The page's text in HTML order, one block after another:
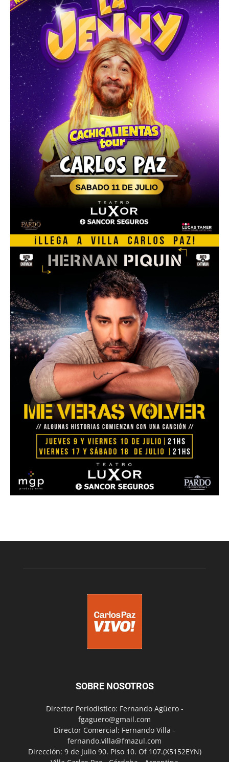
SOBRE NOSOTROS
Director Periodístico: Fernando Agüero -
fgaguero@gmail.com
Director Comercial: Fernando Villa -
fernando.villa@fmazul.com
Dirección: 9 de Julio 90. Piso 10. Of 107.(X5152EYN)